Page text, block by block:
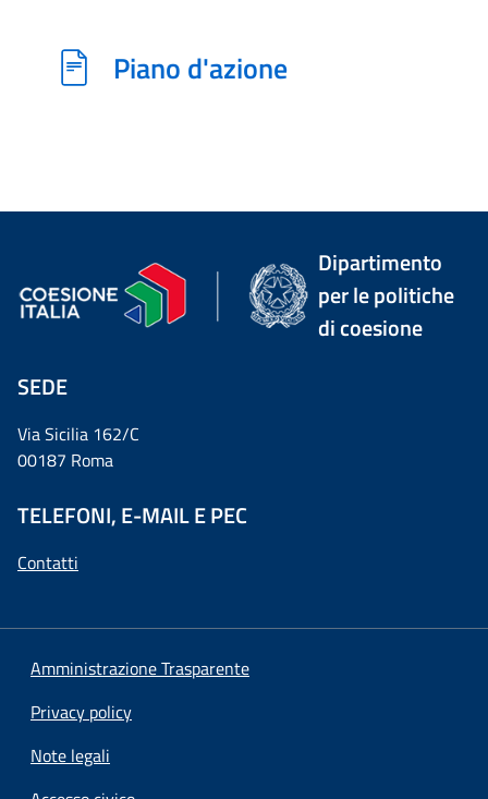
Piano d'azione
Dipartimento
per le politiche
di coesione
SEDE
Via Sicilia 162/C
00187 Roma
TELEFONI, E-MAIL E PEC
Contatti
Amministrazione Trasparente
Privacy policy
Note legali